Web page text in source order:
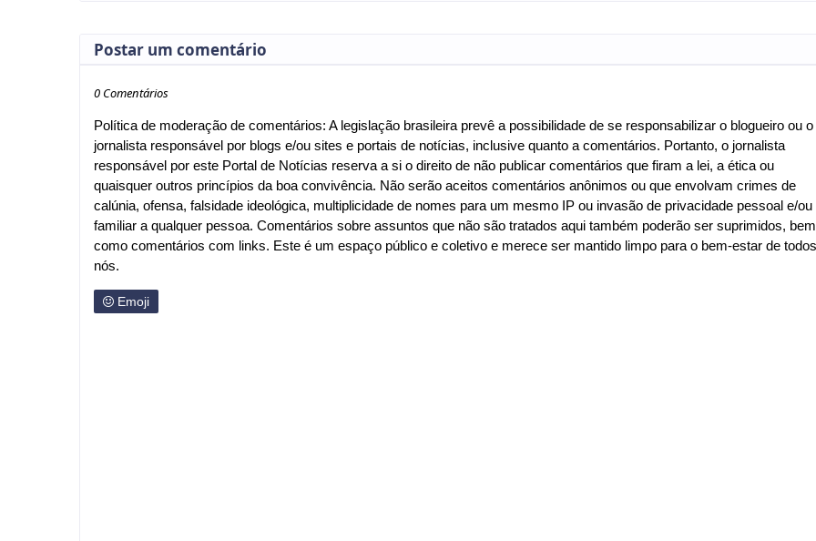
Postar um comentário
0 Comentários
Política de moderação de comentários: A legislação brasileira prevê a possibilidade de se responsabilizar o blogueiro ou o
jornalista responsável por blogs e/ou sites e portais de notícias, inclusive quanto a comentários. Portanto, o jornalista
responsável por este Portal de Notícias reserva a si o direito de não publicar comentários que firam a lei, a ética ou
quaisquer outros princípios da boa convivência. Não serão aceitos comentários anônimos ou que envolvam crimes de
calúnia, ofensa, falsidade ideológica, multiplicidade de nomes para um mesmo IP ou invasão de privacidade pessoal e/ou
familiar a qualquer pessoa. Comentários sobre assuntos que não são tratados aqui também poderão ser suprimidos, bem
como comentários com links. Este é um espaço público e coletivo e merece ser mantido limpo para o bem-estar de todos
nós.
Emoji